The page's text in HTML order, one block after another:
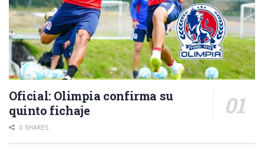
Oficial: Olimpia confirma su
quinto fichaje
0 SHARES